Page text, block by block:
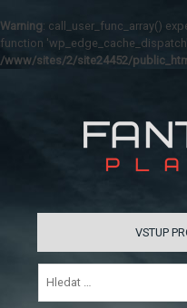
Warning: call_user_func_array()
function
/www/sites/2/site24452/
VSTUP